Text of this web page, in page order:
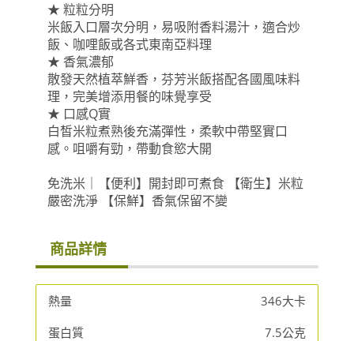
★ 粒粒分明
米飯入口層次分明，易吸附香料湯汁，適合炒
飯、咖哩飯或各式東南亞料理
★ 香氣濃郁
散發天然植萃鮮香，芬芳米飯搭配各國風味料
理，完美增添用餐的味覺享受
★ 口感Q實
白皙米粒煮熟後充滿彈性，柔軟中帶堅實口
感。咀嚼有勁，帶動食慾大開
免洗米｜【便利】開封即可煮食 【衛生】米粒
嚴密洗淨 【保鮮】香氣保留不變
商品詳情
熱量
346大卡
蛋白質
7.5公克